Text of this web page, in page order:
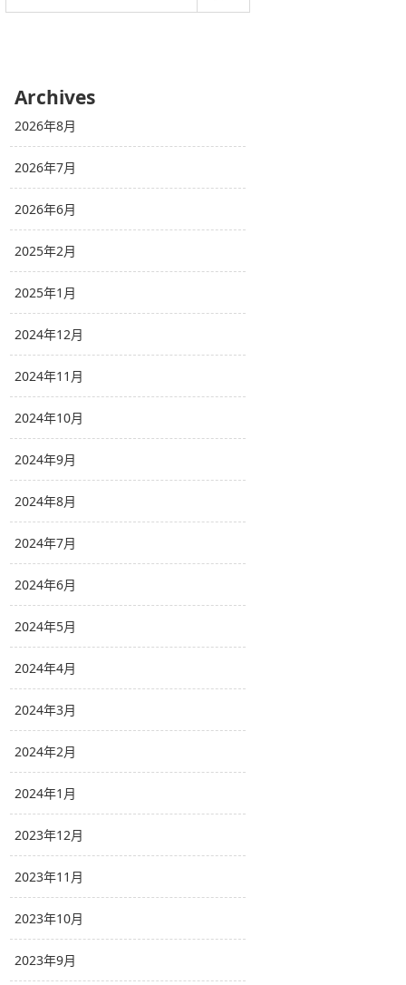
Archives
2026年8月
2026年7月
2026年6月
2025年2月
2025年1月
2024年12月
2024年11月
2024年10月
2024年9月
2024年8月
2024年7月
2024年6月
2024年5月
2024年4月
2024年3月
2024年2月
2024年1月
2023年12月
2023年11月
2023年10月
2023年9月